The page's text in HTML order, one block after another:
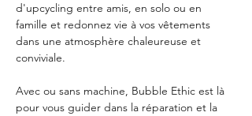
d'upcycling entre amis, en solo ou en
famille et redonnez vie à vos vêtements
dans une atmosphère chaleureuse et
conviviale.
Avec ou sans machine, Bubble Ethic est là
pour vous guider dans la réparation et la